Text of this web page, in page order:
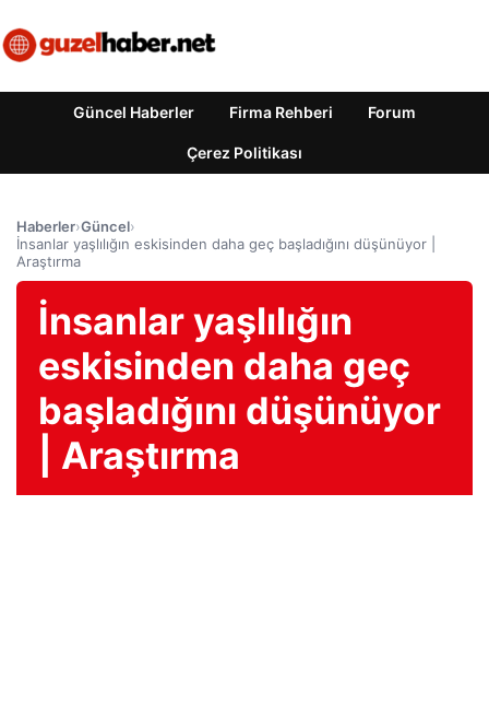
Güncel Haberler Firma Rehberi Forum
Çerez Politikası
Haberler›Güncel›
İnsanlar yaşlılığın eskisinden daha geç başladığını düşünüyor |
Araştırma
İnsanlar yaşlılığın
eskisinden daha geç
başladığını düşünüyor
| Araştırma